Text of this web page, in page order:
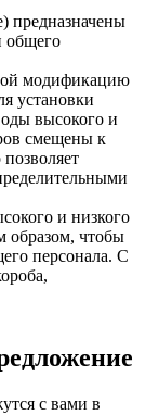
предназначены
общего
модификацию
установки
высокого и
смещены к
и низкого
образом, чтобы
персонала. С
с вами в